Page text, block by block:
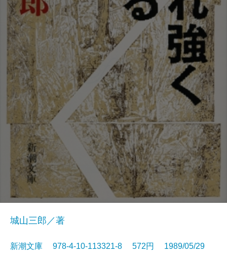
城山三郎／著
新潮文庫 978-4-10-113321-8 572円 1989/05/29